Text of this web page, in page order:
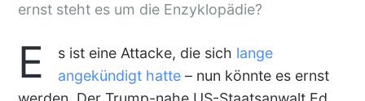
ernst steht es um die Enzyklopädie?
E s ist eine Attacke, die sich lange
angekündigt hatte– nun könnte es ernst